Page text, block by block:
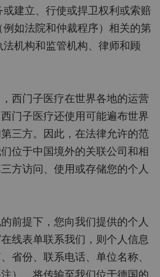
或建立、行使或捍卫权利或索赔
如法院和仲裁程序）相关的第
机构和监管机构、律师和顾
西门子医疗在世界各地的运营
门子医疗还使用可能遍布世界
三方。因此，在法律允许的范
位于中国境外的关联公司和相
方访问、使用或存储您的个人
前提下，您向我们提供的个人
线表单联系我们，则个人信息
省份、联系电话、单位名称、
），将传输至我们位于德国的